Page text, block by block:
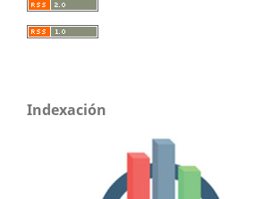
Indexación